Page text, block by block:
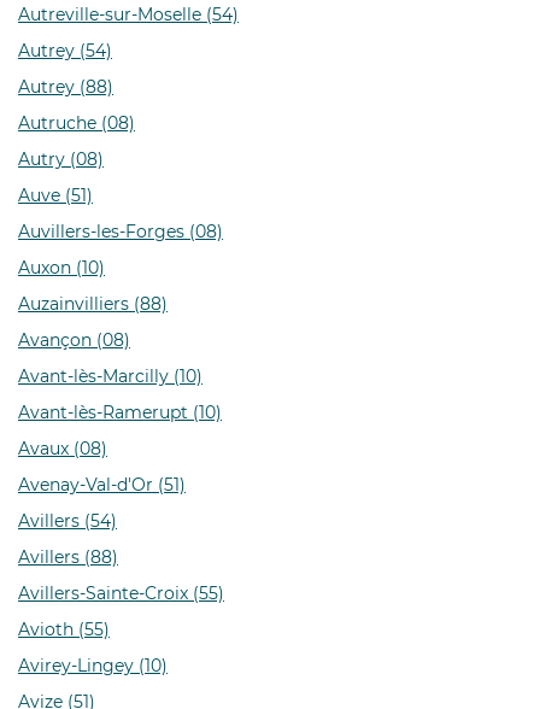
Autreville-sur-Moselle (54)
Autrey (54)
Autrey (88)
Autruche (08)
Autry (08)
Auve (51)
Auvillers-les-Forges (08)
Auxon (10)
Auzainvilliers (88)
Avançon (08)
Avant-lès-Marcilly (10)
Avant-lès-Ramerupt (10)
Avaux (08)
Avenay-Val-d'Or (51)
Avillers (54)
Avillers (88)
Avillers-Sainte-Croix (55)
Avioth (55)
Avirey-Lingey (10)
Avize (51)